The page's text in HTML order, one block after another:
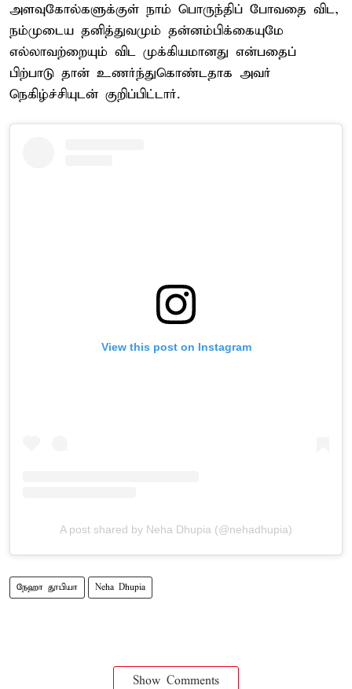
அளவுகோல்களுக்குள் நாம் பொருந்திப் போவதை விட,
நம்முடைய தனித்துவமும் தன்னம்பிக்கையுமே
எல்லாவற்றையும் விட முக்கியமானது என்பதைப்
பிற்பாடு தான் உணர்ந்துகொண்டதாக அவர்
நெகிழ்ச்சியுடன் குறிப்பிட்டார்.
View this post on Instagram
A post shared by Neha Dhupia (@nehadhupia)
நேஹா தூபியா Neha Dhupia
Show Comments